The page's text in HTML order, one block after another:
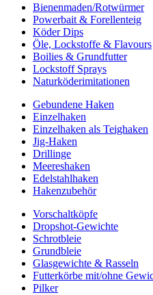
Bienenmaden/Rotwürmer
Powerbait & Forellenteig
Köder Dips
Öle, Lockstoffe & Flavours
Boilies & Grundfutter
Lockstoff Sprays
Naturköderimitationen
Gebundene Haken
Einzelhaken
Einzelhaken als Teighaken
Jig-Haken
Drillinge
Meereshaken
Edelstahlhaken
Hakenzubehör
Vorschaltköpfe
Dropshot-Gewichte
Schrotbleie
Grundbleie
Glasgewichte & Rasseln
Futterkörbe mit/ohne
Pilker